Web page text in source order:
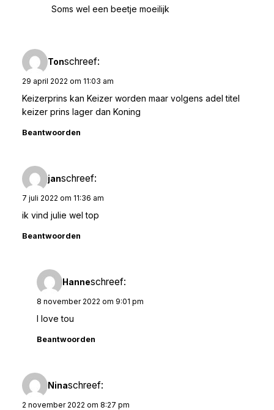
Soms wel een beetje moeilijk
Tonschreef:
29 april 2022 om 11:03 am
Keizerprins kan Keizer worden maar volgens adel titel
keizer prins lager dan Koning
Beantwoorden
janschreef:
7 juli 2022 om 11:36 am
ik vind julie wel top
Beantwoorden
Hanneschreef:
8 november 2022 om 9:01 pm
I love tou
Beantwoorden
Ninaschreef:
2 november 2022 om 8:27 pm